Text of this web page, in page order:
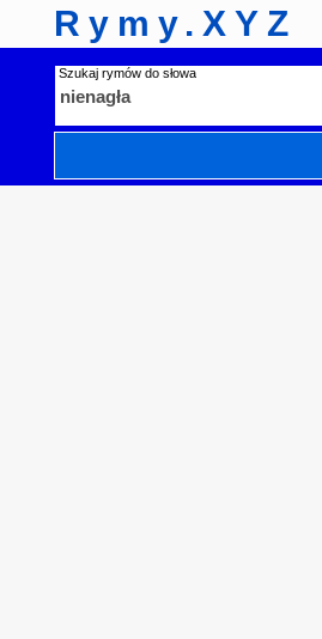
Rymy.XYZ
Szukaj rymów do słowa